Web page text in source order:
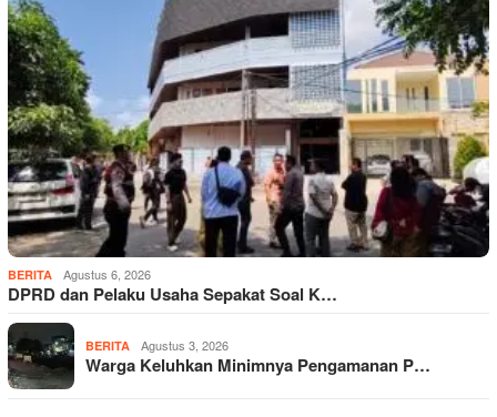
BERITA Agustus 6, 2026
DPRD dan Pelaku Usaha Sepakat Soal K…
BERITA Agustus 3, 2026
Warga Keluhkan Minimnya Pengamanan P…